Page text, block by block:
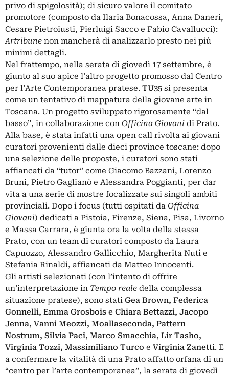
privo di spigolosità); di sicuro valore il comitato
promotore (composto da Ilaria Bonacossa, Anna Daneri,
Cesare Pietroiusti, Pierluigi Sacco e Fabio Cavallucci):
Artribune non mancherà di analizzarlo presto nei più
minimi dettagli.
Nel frattempo, nella serata di giovedì 17 settembre, è
giunto al suo apice l’altro progetto promosso dal Centro
per l’Arte Contemporanea pratese. TU35 si presenta
come un tentativo di mappatura della giovane arte in
Toscana. Un progetto sviluppato rigorosamente “dal
basso”, in collaborazione con Officina Giovani di Prato.
Alla base, è stata infatti una open call rivolta ai giovani
curatori provenienti dalle dieci province toscane: dopo
una selezione delle proposte, i curatori sono stati
affiancati da “tutor” come Giacomo Bazzani, Lorenzo
Bruni, Pietro Gaglianò e Alessandra Poggianti, per dar
vita a una serie di mostre focalizzate sui singoli ambiti
provinciali. Dopo i focus (tutti ospitati da Officina
Giovani) dedicati a Pistoia, Firenze, Siena, Pisa, Livorno
e Massa Carrara, è giunta ora la volta della stessa
Prato, con un team di curatori composto da Laura
Capuozzo, Alessandro Gallicchio, Margherita Nuti e
Stefania Rinaldi, affiancati da Matteo Innocenti.
Gli artisti selezionati (con l’intento di offrire
un’interpretazione in Tempo reale della complessa
situazione pratese), sono stati Gea Brown, Federica
Gonnelli, Emma Grosbois e Chiara Bettazzi, Jacopo
Jenna, Vanni Meozzi, Moallaseconda, Pattern
Nostrum, Silvia Paci, Marco Smacchia, Lir Tasho,
Virginia Tozzi, Massimiliano Turco e Virginia Zanetti. E
a confermare la vitalità di una Prato affatto orfana di un
“centro per l’arte contemporanea”, la serata di giovedì